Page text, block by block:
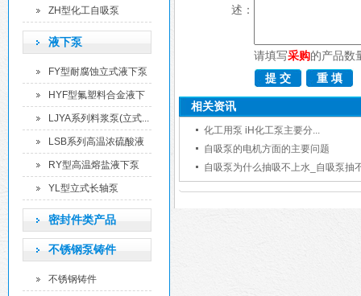
ZH型化工自吸泵
液下泵
FY型耐腐蚀立式液下泵
HYF型氟塑料合金液下
泵
LJYA系列料浆泵(立式...
LSB系列高温浓硫酸液
下...
RY型高温熔盐液下泵
YL型立式长轴泵
密封件类产品
不锈钢泵铸件
不锈钢铸件
述：
请填写采购的产品数
相关资讯
化工用泵 iH化工泵主要分...
自吸泵的电机方面的主要问题
自吸泵为什么抽吸不上水_自吸泵抽